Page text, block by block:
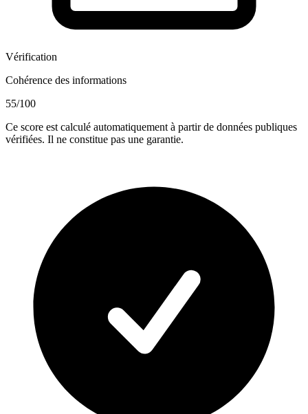
Vérification
Cohérence des informations
55/100
Ce score est calculé automatiquement à partir de données publiques
vérifiées. Il ne constitue pas une garantie.